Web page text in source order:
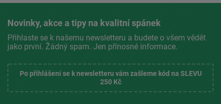
Novinky, akce a tipy na kvalitní spánek
Přihlaste se k našemu newsletteru a budete o všem vědět
jako první. Žádný spam. Jen přínosné informace.
Po přihlášení se k newsletteru vám zašleme kód na SLEVU
250 Kč